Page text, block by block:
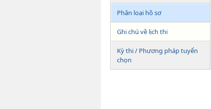
Phân loại hồ sơ
Ghi chú về lịch thi
Kỳ thi / Phương pháp tuyển
chọn